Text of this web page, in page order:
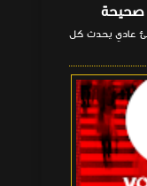
صحيحة
شئ عادي يحدث كل